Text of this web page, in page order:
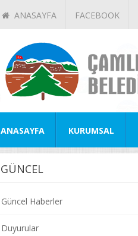
ANASAYFA FACEBOOK
ANASAYFA KURUMSAL
GÜNCEL
Güncel Haberler
Duyurular